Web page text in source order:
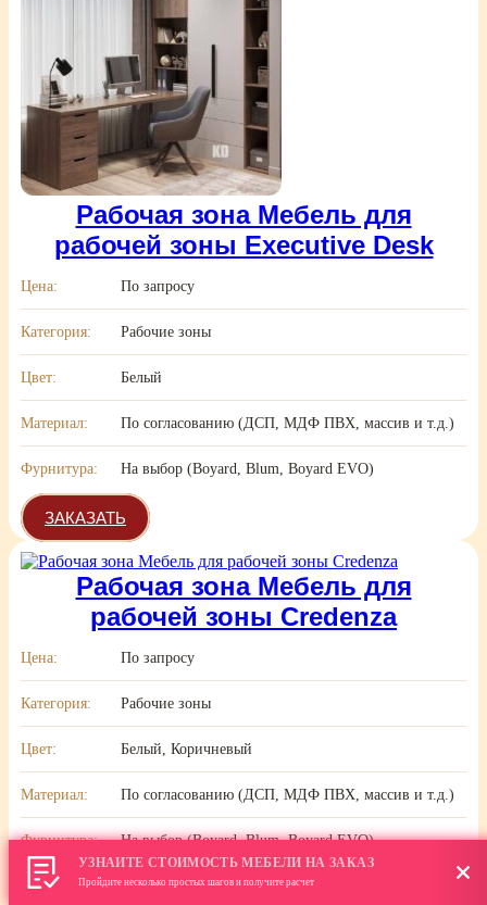
Рабочая зона Мебель для
рабочей зоны Executive Desk
Цена: По запросу
Категория: Рабочие зоны
Цвет: Белый
Материал: По согласованию (ДСП, МДФ ПВХ, массив и т.д.)
Фурнитура: На выбор (Boyard, Blum, Boyard EVO)
ЗАКАЗАТЬ
Рабочая зона Мебель для
рабочей зоны Credenza
Цена: По запросу
Категория: Рабочие зоны
Цвет: Белый, Коричневый
Материал: По согласованию (ДСП, МДФ ПВХ, массив и т.д.)
Фурнитура: На выбор (Boyard, Blum, Boyard EVO)
ЗАКАЗАТЬ
УЗНАЙТЕ СТОИМОСТЬ МЕБЕЛИ НА ЗАКАЗ
Пройдите несколько простых шагов и получите расчет